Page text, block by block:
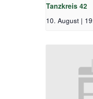
Tanzkreis 42
10. August |